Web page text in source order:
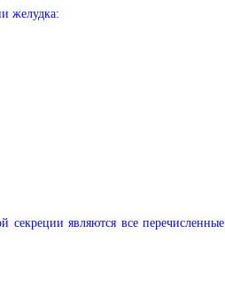
желудка:
секреции являются все перечисленные